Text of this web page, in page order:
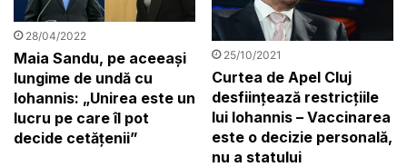
28/04/2022
Maia Sandu, pe aceeași
lungime de undă cu
Iohannis: „Unirea este un
lucru pe care îl pot
decide cetățenii”
25/10/2021
Curtea de Apel Cluj
desființează restricțiile
lui Iohannis – Vaccinarea
este o decizie personală,
nu a statului